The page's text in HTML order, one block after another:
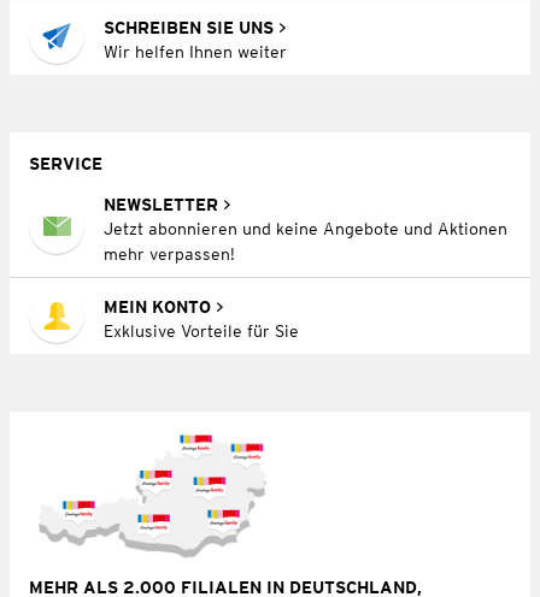
SCHREIBEN SIE UNS
Wir helfen Ihnen weiter
SERVICE
NEWSLETTER
Jetzt abonnieren und keine Angebote und Aktionen
mehr verpassen!
MEIN KONTO
Exklusive Vorteile für Sie
MEHR ALS 2.000 FILIALEN IN DEUTSCHLAND,